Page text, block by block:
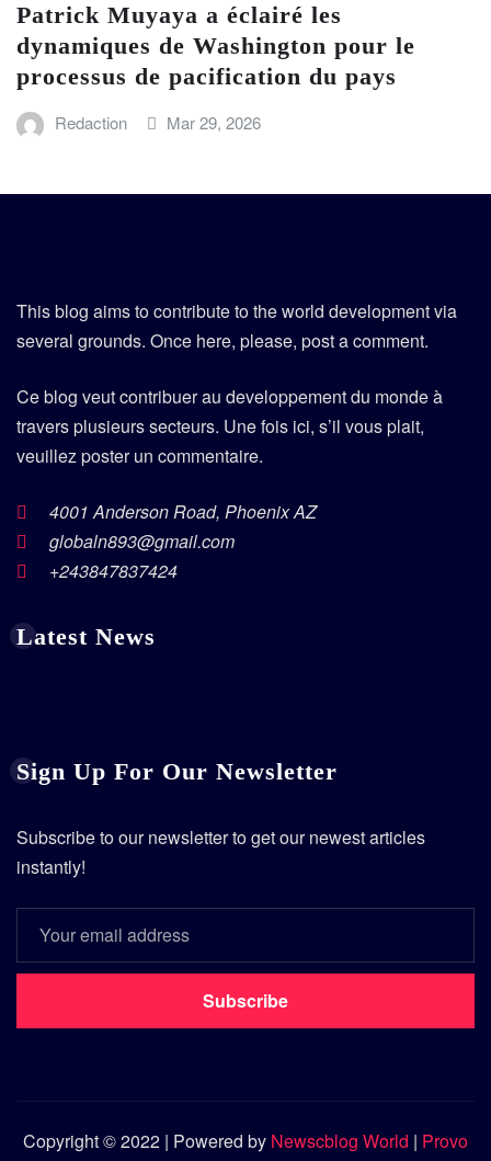
Patrick Muyaya a éclairé les
dynamiques de Washington pour le
processus de pacification du pays
Redaction Mar 29, 2026
This blog aims to contribute to the world development via
several grounds. Once here, please, post a comment.
Ce blog veut contribuer au developpement du monde à
travers plusieurs secteurs. Une fois ici, s’il vous plait,
veuillez poster un commentaire.
4001 Anderson Road, Phoenix AZ
globaln893@gmail.com
+243847837424
Latest News
Sign Up For Our Newsletter
Subscribe to our newsletter to get our newest articles
instantly!
Subscribe
Copyright © 2022 | Powered by Newscblog World | Provo